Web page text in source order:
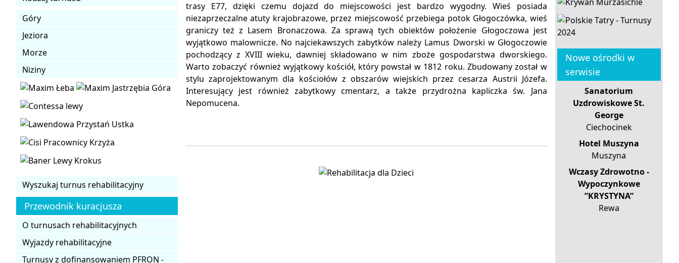
Góry
Jeziora
Morze
Niziny
Wyszukaj turnus rehabilitacyjny
Przewodnik kuracjusza
O turnusach rehabilitacyjnych
Wyjazdy rehabilitacyjne
Turnusy z dofinansowaniem PFRON -
trasy E77, dzięki czemu dojazd do miejscowości jest bardzo wygodny. Wieś posiada
niezaprzeczalne atuty krajobrazowe, przez miejscowość przebiega potok Głogoczówka, wieś
graniczy też z Lasem Bronaczowa. Za sprawą tych obiektów położenie Głogoczowa jest
wyjątkowo malownicze. No najciekawszych zabytków należy Lamus Dworski w Głogoczowie
pochodzący z XVIII wieku, dawniej składowano w nim zboże gospodarstwa dworskiego.
Warto zobaczyć również wyjątkowy kościół, który powstał w 1812 roku. Zbudowany został w
stylu zaprojektowanym dla kościołów z obszarów wiejskich przez cesarza Austrii Józefa.
Interesujący jest również zabytkowy cmentarz, a także przydrożna kapliczka św. Jana
Nepomucena.
Nowe ośrodki w
serwisie
Sanatorium
Uzdrowiskowe St.
George
Ciechocinek
Hotel Muszyna
Muszyna
Wczasy Zdrowotno -
Wypoczynkowe
”KRYSTYNA”
Rewa